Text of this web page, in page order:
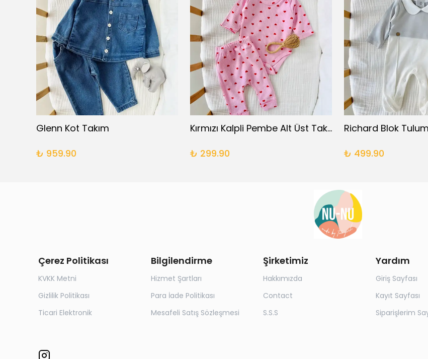
Glenn Kot Takım
₺ 959.90
Kırmızı Kalpli Pembe Alt Üst Takım
₺ 299.90
Richard Blok
₺ 499.90
Çerez Politikası
KVKK Metni
Gizlilik Politikası
Ticari Elektronik
Bilgilendirme
Hizmet Şartları
Para İade Politikası
Mesafeli Satış Sözleşmesi
Şirketimiz
Hakkımızda
Contact
S.S.S
Yardım
Giriş Sayfası
Kayıt Sayfası
Siparişlerim